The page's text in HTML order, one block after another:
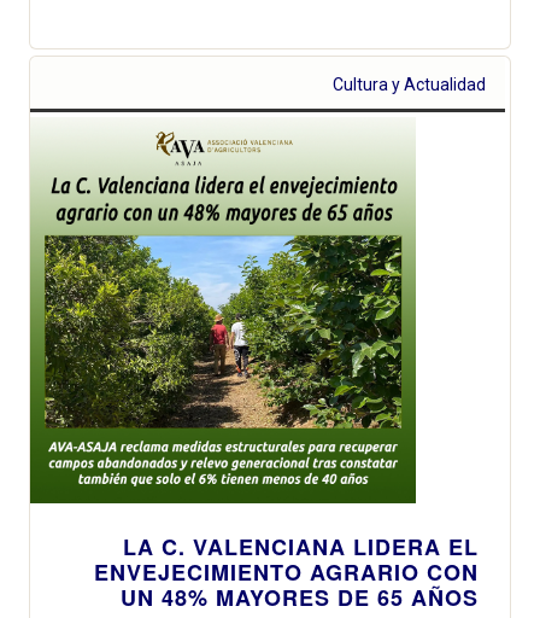
Cultura y Actualidad
LA C. VALENCIANA LIDERA EL
ENVEJECIMIENTO AGRARIO CON
UN 48% MAYORES DE 65 AÑOS